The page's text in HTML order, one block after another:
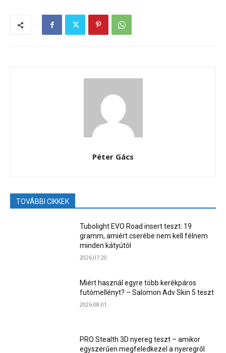
Péter Gács
TOVÁBBI CIKKEK
Tubolight EVO Road insert teszt: 19
gramm, amiért cserébe nem kell félnem
minden kátyútól
2026.07.20.
Miért használ egyre több kerékpáros
futómellényt? – Salomon Adv Skin 5 teszt
2026.08.01.
PRO Stealth 3D nyereg teszt – amikor
egyszerűen megfeledkezel a nyeregről